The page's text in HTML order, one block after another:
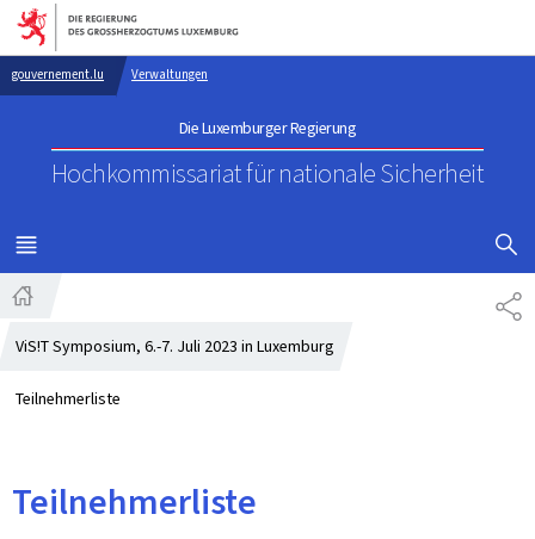
Zur Hauptnavigation
Zum Inhalt
gouvernement.lu Verwaltungen
Die Luxemburger Regierung
Hochkommissariat für nationale Sicherheit
MENÜ
HAUPT-
ViS!T Symposium, 6.-7. Juli 2023 in Luxemburg
Teilnehmerliste
Teilnehmerliste